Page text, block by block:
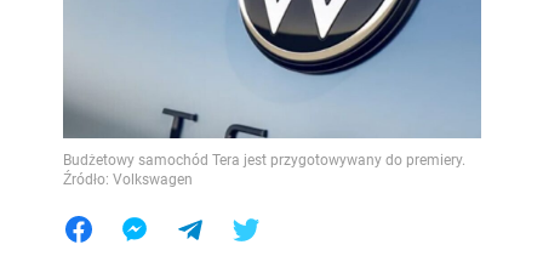
Budżetowy samochód Tera jest przygotowywany do premiery.
Źródło: Volkswagen